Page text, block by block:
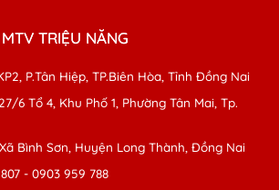
photocopy RICOH Mp
3054/3554
TRIỆU NĂNG
P.Tân Hiệp, TP.Biên Hòa, Tỉnh Đồng Nai
6 Tổ 4, Khu Phố 1, Phường Tân Mai, Tp.
Bình Sơn, Huyện Long Thành, Đồng Nai
- 0903 959 788